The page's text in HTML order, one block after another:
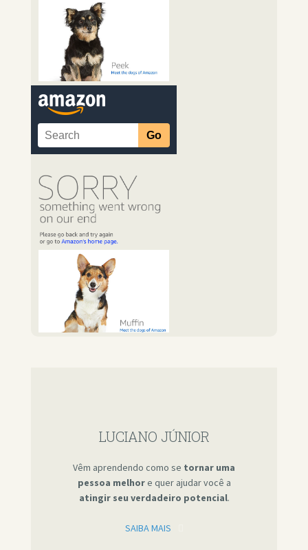
LUCIANO JÚNIOR
Vêm aprendendo como se tornar uma
pessoa melhore quer ajudar você a
atingir seu verdadeiro potencial.
SAIBA MAIS